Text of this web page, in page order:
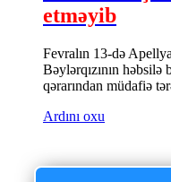
etməyib
Fevralın 13-də
Bəylərqızının
qərarından müdafiə
Ardını oxu